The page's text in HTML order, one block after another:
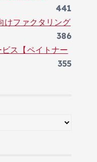
441
けファクタリング
386
ス【ペイトナー
355